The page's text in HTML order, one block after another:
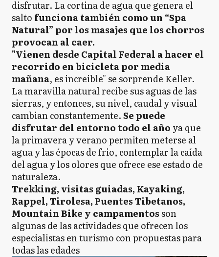
disfrutar. La cortina de agua que genera el
salto funciona también como un “Spa
Natural” por los masajes que los chorros
provocan al caer.
"Vienen desde Capital Federal a hacer el
recorrido en bicicleta por media
mañana, es increible" se sorprende Keller.
La maravilla natural recibe sus aguas de las
sierras, y entonces, su nivel, caudal y visual
cambian constantemente.Se puede
disfrutar del entorno todo el año ya que
la primavera y verano permiten meterse al
agua y las épocas de frio, contemplar la caída
del agua y los olores que ofrece ese estado de
naturaleza.
Trekking, visitas guiadas, Kayaking,
Rappel, Tirolesa, Puentes Tibetanos,
Mountain Bike y campamentosson
algunas de las actividades que ofrecen los
especialistas en turismo con propuestas para
todas las edades